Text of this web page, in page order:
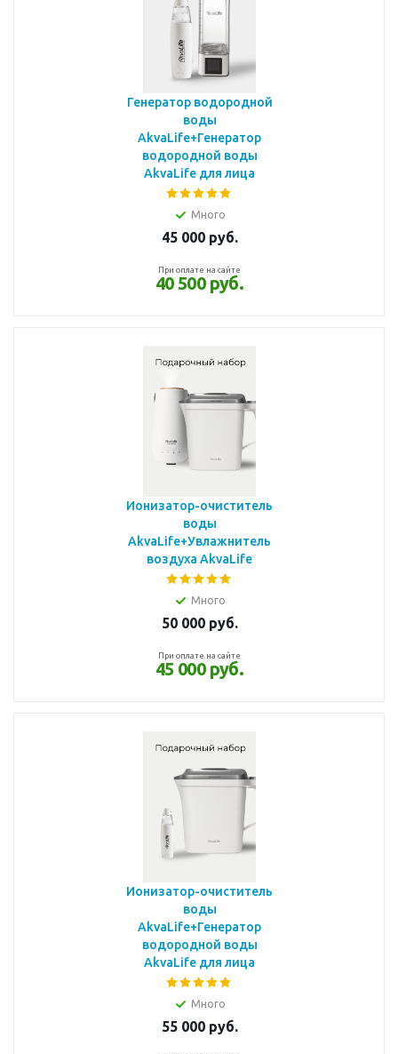
Генератор водородной
воды
AkvaLife+Генератор
водородной воды
AkvaLife для лица
Много
45 000руб.
При оплате на сайте
40 500 руб.
Ионизатор-очиститель
воды
AkvaLife+Увлажнитель
воздуха AkvaLife
Много
50 000руб.
При оплате на сайте
45 000 руб.
Ионизатор-очиститель
воды
AkvaLife+Генератор
водородной воды
AkvaLife для лица
Много
55 000руб.